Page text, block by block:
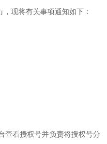
现将有关事项通知如下：
查看授权号并负责将授权号分